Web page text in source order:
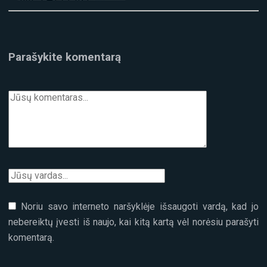
NAKTINIŲ
Parašykite komentarą
Noriu savo interneto naršyklėje išsaugoti vardą, kad jo
nebereiktų įvesti iš naujo, kai kitą kartą vėl norėsiu parašyti
komentarą.